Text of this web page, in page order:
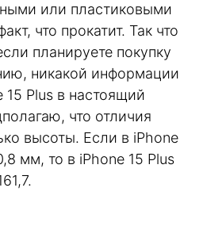
или пластиковыми
что прокатит. Так что
планируете покупку
никакой информации
Plus в настоящий
что отличия
высоты. Если в iPhone
мм, то в iPhone 15 Plus